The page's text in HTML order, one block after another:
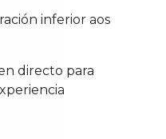
inferior aos
directo para